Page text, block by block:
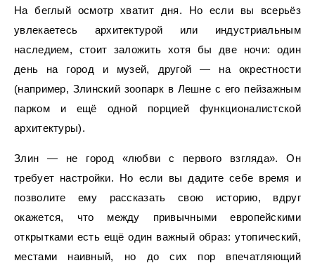
На беглый осмотр хватит дня. Но если вы всерьёз
увлекаетесь архитектурой или индустриальным
наследием, стоит заложить хотя бы две ночи: один
день на город и музей, другой — на окрестности
(например, Злинский зоопарк в Лешне с его пейзажным
парком и ещё одной порцией функционалистской
архитектуры).
Злин — не город «любви с первого взгляда». Он
требует настройки. Но если вы дадите себе время и
позволите ему рассказать свою историю, вдруг
окажется, что между привычными европейскими
открытками есть ещё один важный образ: утопический,
местами наивный, но до сих пор впечатляющий